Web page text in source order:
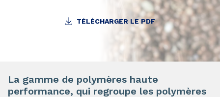
TÉLÉCHARGER LE PDF
La gamme de polymères haute
performance, qui regroupe les polymères